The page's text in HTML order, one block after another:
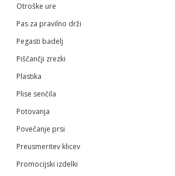
Otroške ure
Pas za pravilno drži
Pegasti badelj
Piščančji zrezki
Plastika
Plise senčila
Potovanja
Povečanje prsi
Preusmeritev klicev
Promocijski izdelki